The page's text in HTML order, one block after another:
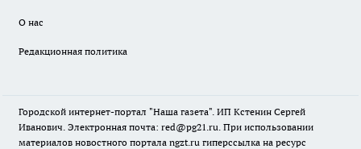
О нас
Редакционная политика
Городской интернет-портал "Наша газета". ИП Кстенин Сергей
Иванович. Электронная почта: red@pg21.ru. При использовании
материалов новостного портала ngzt.ru гиперссылка на ресурс